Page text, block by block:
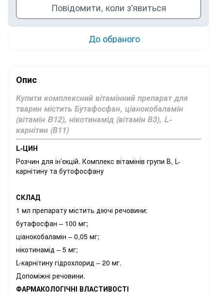
Повідомити, коли з'явиться
До обраного
Опис
Купити комплексний вітамінний препарат для
тварин містить Бутафосфан, ціанокобаламін
(вітамін B12), нікотинамід (вітамін В3), L-
карнітин (В11)
L-ЦИН
Розчин для ін’єкцій. Комплекс вітамінів групи В, L-
карнітину та бутофосфану
СКЛАД
1 мл препарату містить діючі речовини:
бутафосфан – 100 мг;
ціанокобаламін – 0,05 мг;
нікотинамід – 5 мг;
L-карнітину гідрохлорид – 20 мг.
Допоміжні речовини.
ФАРМАКОЛОГІЧНІ ВЛАСТИВОСТІ